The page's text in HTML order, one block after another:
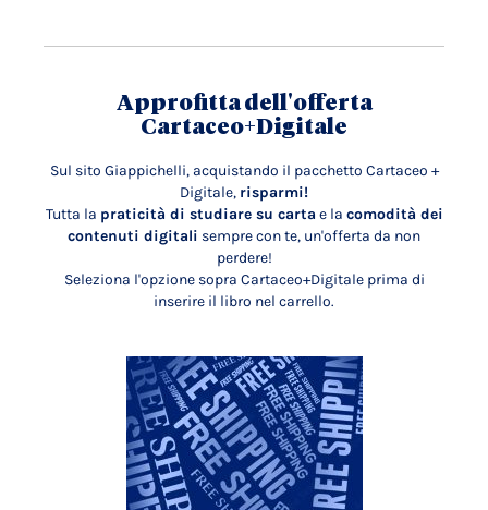
Approfitta dell'offerta
Cartaceo+Digitale
Sul sito Giappichelli, acquistando il pacchetto Cartaceo +
Digitale, risparmi!
Tutta la praticità di studiare su carta e la comodità dei
contenuti digitali sempre con te, un'offerta da non
perdere!
Seleziona l'opzione sopra Cartaceo+Digitale prima di
inserire il libro nel carrello.